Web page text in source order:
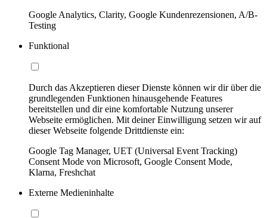
Google Analytics, Clarity, Google Kundenrezensionen, A/B-
Testing
Funktional
Durch das Akzeptieren dieser Dienste können wir dir über die
grundlegenden Funktionen hinausgehende Features
bereitstellen und dir eine komfortable Nutzung unserer
Webseite ermöglichen. Mit deiner Einwilligung setzen wir auf
dieser Webseite folgende Drittdienste ein:
Google Tag Manager, UET (Universal Event Tracking)
Consent Mode von Microsoft, Google Consent Mode,
Klarna, Freshchat
Externe Medieninhalte